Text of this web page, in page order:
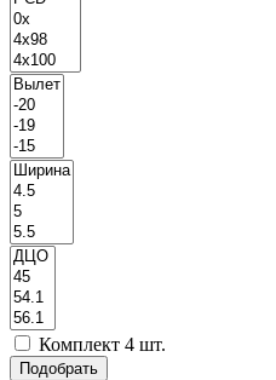
Комплект 4 шт.